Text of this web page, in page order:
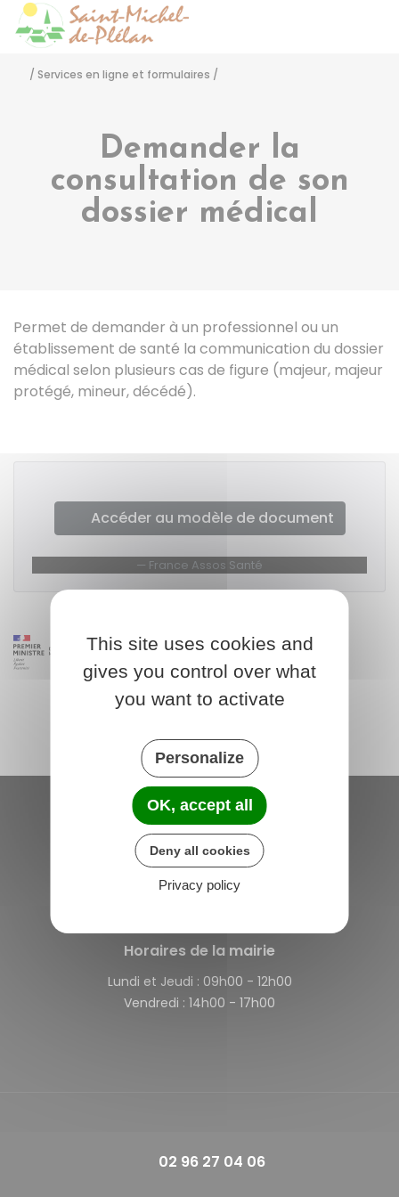
/ Services en ligne et formulaires /
Demander la
consultation de son
dossier médical
Permet de demander à un professionnel ou un
établissement de santé la communication du dossier
médical selon plusieurs cas de figure (majeur, majeur
protégé, mineur, décédé).
Accéder au modèle de document
France Assos Santé
Saint-Michel-de-Plélan
4 rue des Terre Neuvas
22980 Saint-Michel-de-Plélan
France
Horaires de la mairie
Lundi et Jeudi : 09h00 - 12h00
Vendredi : 14h00 - 17h00
02 96 27 04 06
This site uses cookies and
gives you control over what
you want to activate
Personalize
OK, accept all
Deny all cookies
Privacy policy